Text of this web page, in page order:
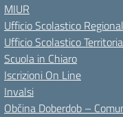
MIUR
Ufficio Scolastico
Ufficio Scolastico
Scuola in Chiaro
Iscrizioni On Line
Invalsi
Občina Doberdob –